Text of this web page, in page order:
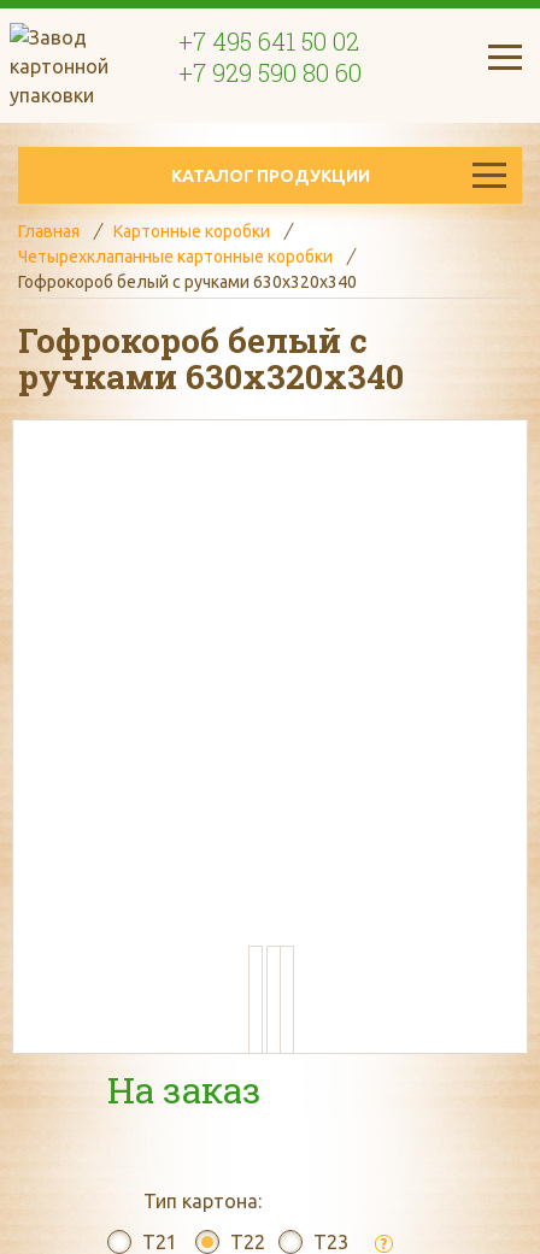
+7 495 641 50 02
+7 929 590 80 60
КАТАЛОГ ПРОДУКЦИИ
Главная
Картонные коробки
Четырехклапанные картонные коробки
Гофрокороб белый с ручками 630х320х340
Гофрокороб белый с
ручками 630х320х340
На заказ
Тип картона:
T21
T22 T23 ?